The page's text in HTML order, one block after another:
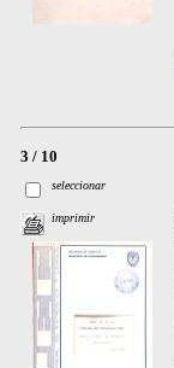
3 / 10
seleccionar
imprimir